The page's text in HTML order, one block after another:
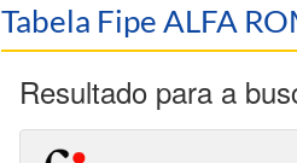
Tabela Fipe ALFA
Resultado para a